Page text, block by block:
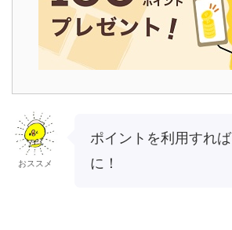
おススメ
ポイントを利用すれば
に！